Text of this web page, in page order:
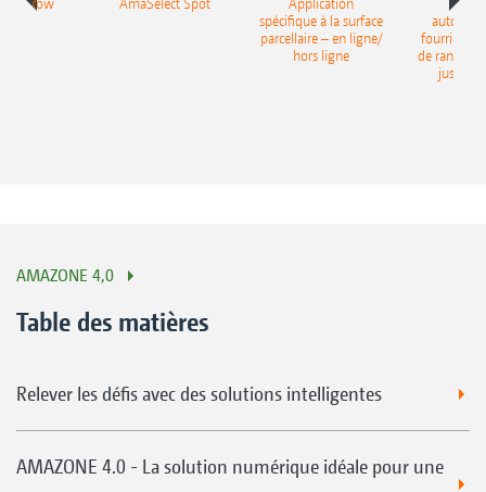
spécifique à la surface
parcellaire – en ligne/
hors ligne
fourrière
de rangs
jusqu’à
AMAZONE 4,0
Table des matières
Relever les défis avec des solutions intelligentes
AMAZONE 4.0 - La solution numérique idéale pour une